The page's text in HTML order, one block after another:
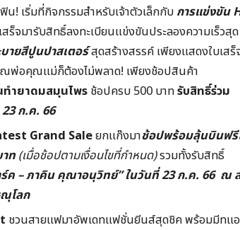
น! เริ่มที่กิจกรรมสำหรับเจ้าตัวเล็กกับการแข่งขัน
จมารับสิทธิ์ลงทะเบียนแข่งขันประลองความเร็วสุด
บายสีปูนปาสเตอร์สุดสร้างสรรค์ เพียงแสดงใบเส
พ่อคุณแม่ก็ต้องไม่พลาด! เพียงช้อปสินค้า
ำยาดมสมุนไพร ช้อปครบ 500 บาทรับสิทธิ์ร่วม
23ก.ค. 66
Grand Saleยกแก๊งมาช้อปพร้อมลุ้นบินฟรี
ท (เมื่อช้อปตามเงื่อนไขที่กำหนด)รวมทั้งรับสิทธิ์
ค –ภาคิน คุณาอนุวิทย์”ในวันที่ 23ก.ค. 66 ณ
โลก
ชวนสายแฟมาอัพเดทแฟชั่นยีนส์สุดชิค พร้อมมีทแ